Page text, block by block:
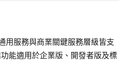
用服務與商業關鍵服務層級皆支
能適用於企業版、開發者版及標